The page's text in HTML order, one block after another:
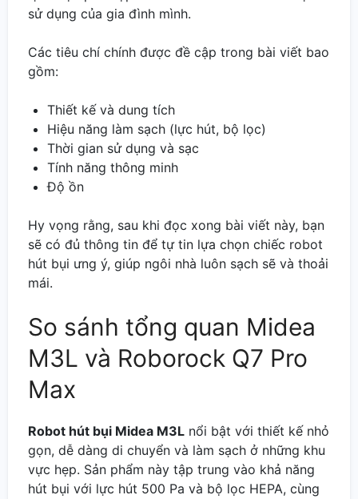
sử dụng của gia đình mình.
Các tiêu chí chính được đề cập trong bài viết bao
gồm:
Thiết kế và dung tích
Hiệu năng làm sạch (lực hút, bộ lọc)
Thời gian sử dụng và sạc
Tính năng thông minh
Độ ồn
Hy vọng rằng, sau khi đọc xong bài viết này, bạn
sẽ có đủ thông tin để tự tin lựa chọn chiếc robot
hút bụi ưng ý, giúp ngôi nhà luôn sạch sẽ và thoải
mái.
So sánh tổng quan Midea
M3L và Roborock Q7 Pro
Max
Robot hút bụi Midea M3L nổi bật với thiết kế nhỏ
gọn, dễ dàng di chuyển và làm sạch ở những khu
vực hẹp. Sản phẩm này tập trung vào khả năng
hút bụi với lực hút 500 Pa và bộ lọc HEPA, cùng